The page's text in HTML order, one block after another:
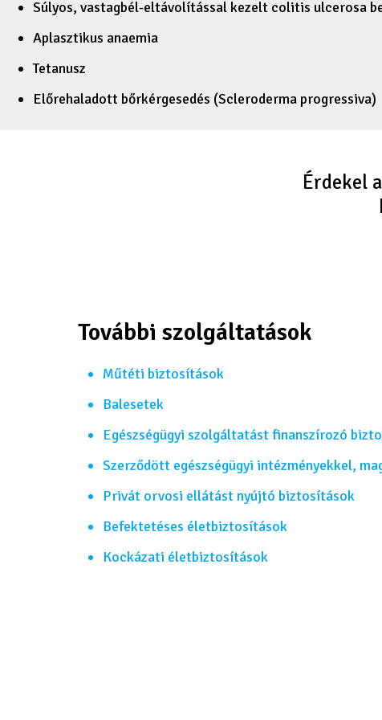
Súlyos, vastagbél-eltávolítással kezelt colitis ulcerosa
Aplasztikus anaemia
Tetanusz
Előrehaladott bőrkérgesedés (Scleroderma progressiva)
Érdekel
További szolgáltatások
Műtéti biztosítások
Balesetek
Egészségügyi szolgáltatást finanszírozó
Szerződött egészségügyi intézményekkel,
Privát orvosi ellátást nyújtó biztosítások
Befektetéses életbiztosítások
Kockázati életbiztosítások